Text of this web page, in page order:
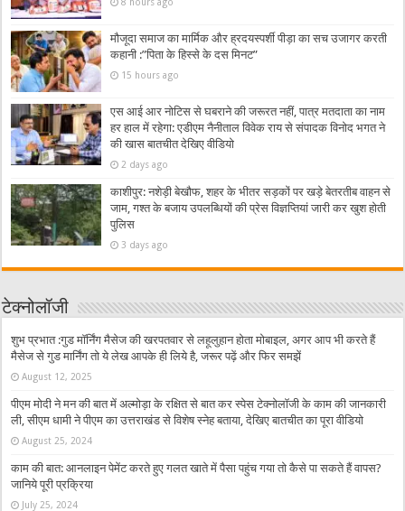
मौजूदा समाज का मार्मिक और ह्रदयस्पर्शी पीड़ा का सच उजागर करती
कहानी :”पिता के हिस्से के दस मिनट”
15 hours ago
एस आई आर नोटिस से घबराने की जरूरत नहीं, पात्र मतदाता का नाम
हर हाल में रहेगा: एडीएम नैनीताल विवेक राय से संपादक विनोद भगत ने
की खास बातचीत देखिए वीडियो
2 days ago
काशीपुर: नशेड़ी बेखौफ, शहर के भीतर सड़कों पर खड़े बेतरतीब वाहन से
जाम, गश्त के बजाय उपलब्धियों की प्रेस विज्ञप्तियां जारी कर खुश होती
पुलिस
3 days ago
टेक्नोलॉजी
शुभ प्रभात :गुड मॉर्निंग मैसेज की खरपतवार से लहूलुहान होता मोबाइल, अगर आप भी करते हैं
मैसेज से गुड मार्निंग तो ये लेख आपके ही लिये है, जरूर पढ़ें और फिर समझें
August 12, 2025
पीएम मोदी ने मन की बात में अल्मोड़ा के रक्षित से बात कर स्पेस टेक्नोलॉजी के काम की जानकारी
ली, सीएम धामी ने पीएम का उत्तराखंड से विशेष स्नेह बताया, देखिए बातचीत का पूरा वीडियो
August 25, 2024
काम की बात: आनलाइन पेमेंट करते हुए गलत खाते में पैसा पहुंच गया तो कैसे पा सकते हैं वापस?
जानिये पूरी प्रक्रिया
July 25, 2024